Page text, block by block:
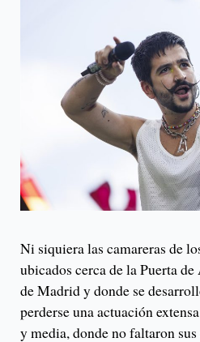
Ni siquiera las camareras de
ubicados cerca de la Puerta
de Madrid y donde se
perderse una actuación
y media, donde no faltaron